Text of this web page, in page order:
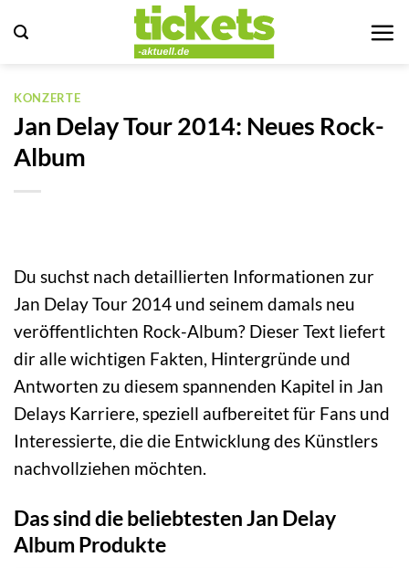
Inhalt
KONZERTE
Jan Delay Tour 2014: Neues Rock-
Album
Du suchst nach detaillierten Informationen zur
Jan Delay Tour 2014 und seinem damals neu
veröffentlichten Rock-Album? Dieser Text liefert
dir alle wichtigen Fakten, Hintergründe und
Antworten zu diesem spannenden Kapitel in Jan
Delays Karriere, speziell aufbereitet für Fans und
Interessierte, die die Entwicklung des Künstlers
nachvollziehen möchten.
Das sind die beliebtesten Jan Delay
Album Produkte